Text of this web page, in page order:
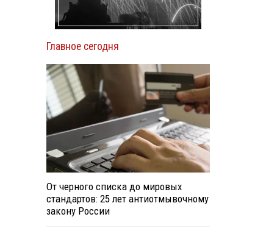
Главное сегодня
От черного списка до мировых
стандартов: 25 лет антиотмывочному
закону России